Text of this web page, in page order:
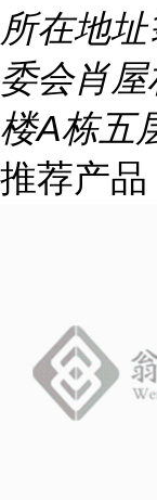
所在地址
委会肖
楼A栋五
推荐产品